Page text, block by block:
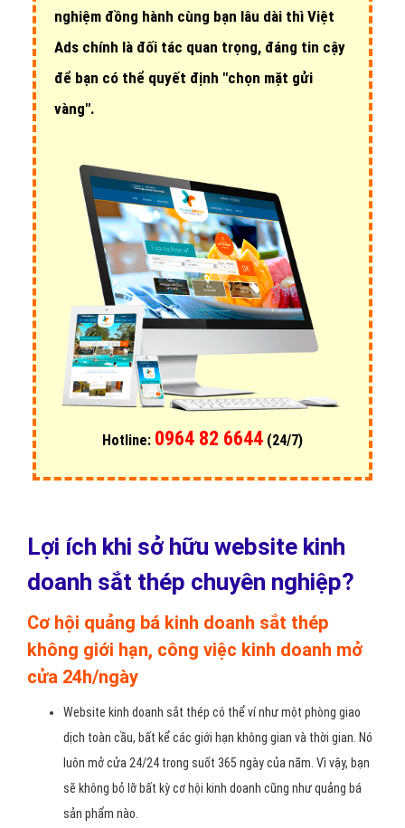
nghiệm đồng hành cùng bạn lâu dài thì Việt
Ads chính là đối tác quan trọng, đáng tin cậy
để bạn có thể quyết định "chọn mặt gửi
vàng".
Hotline: 0964 82 6644 (24/7)
Lợi ích khi sở hữu website kinh
doanh sắt thép chuyên nghiệp?
Cơ hội quảng bá kinh doanh sắt thép
không giới hạn, công việc kinh doanh mở
cửa 24h/ngày
Website kinh doanh sắt thép có thể ví như một phòng giao
dịch toàn cầu, bất kể các giới hạn không gian và thời gian. Nó
luôn mở cửa 24/24 trong suốt 365 ngày của năm. Vì vậy, bạn
sẽ không bỏ lỡ bất kỳ cơ hội kinh doanh cũng như quảng bá
sản phẩm nào.